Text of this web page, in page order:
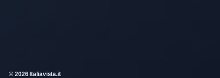
© 2026 Italiavista.it